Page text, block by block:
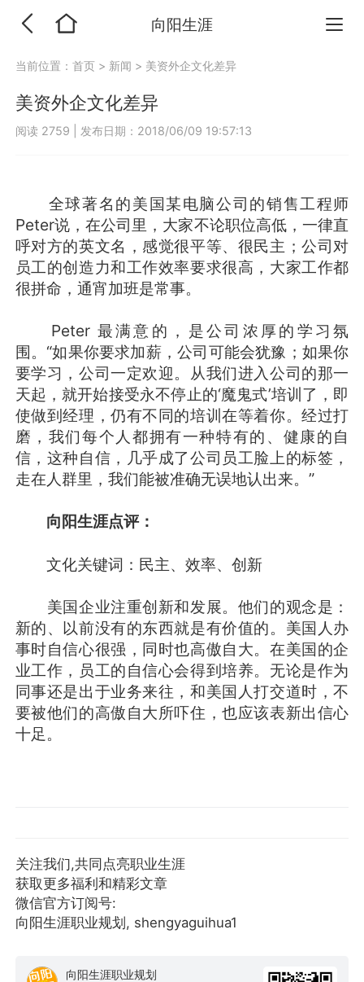
向阳生涯
当前位置：首页 > 新闻 > 美资外企文化差异
美资外企文化差异
阅读 2759 发布日期：2018/06/09 19:57:13
全球著名的美国某电脑公司的销售工程师
Peter说，在公司里，大家不论职位高低，一律直
呼对方的英文名，感觉很平等、很民主；公司对
员工的创造力和工作效率要求很高，大家工作都
很拼命，通宵加班是常事。
Peter 最满意的，是公司浓厚的学习氛
围。“如果你要求加薪，公司可能会犹豫；如果你
要学习，公司一定欢迎。从我们进入公司的那一
天起，就开始接受永不停止的‘魔鬼式’培训了，即
使做到经理，仍有不同的培训在等着你。经过打
磨，我们每个人都拥有一种特有的、健康的自
信，这种自信，几乎成了公司员工脸上的标签，
走在人群里，我们能被准确无误地认出来。”
向阳生涯点评：
文化关键词：民主、效率、创新
美国企业注重创新和发展。他们的观念是：
新的、以前没有的东西就是有价值的。美国人办
事时自信心很强，同时也高傲自大。在美国的企
业工作，员工的自信心会得到培养。无论是作为
同事还是出于业务来往，和美国人打交道时，不
要被他们的高傲自大所吓住，也应该表新出信心
十足。
关注我们,共同点亮职业生涯
获取更多福利和精彩文章
微信官方订阅号:
向阳生涯职业规划, shengyaguihua1
向阳生涯职业规划